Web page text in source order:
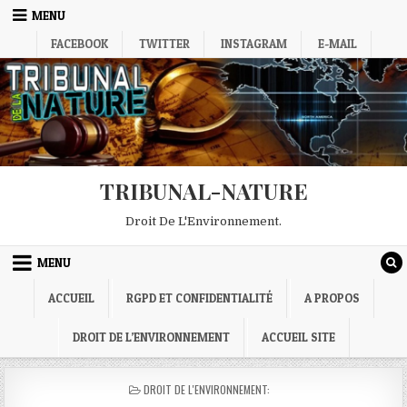
Skip
MENU
FACEBOOK
TWITTER INSTAGRAM E-MAIL
TRIBUNAL-NATURE
Droit De L'Environnement.
MENU
ACCUEIL RGPD ET CONFIDENTIALITÉ A PROPOS
DROIT DE L’ENVIRONNEMENT ACCUEIL SITE
POSTED
DROIT DE L'ENVIRONNEMENT: